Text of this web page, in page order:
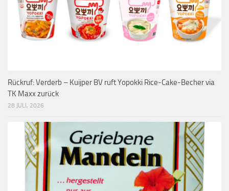
Rückruf: Verderb – Kuijper BV ruft Yopokki Rice-Cake-Becher via
TK Maxx zurück
28 JULI, 2026